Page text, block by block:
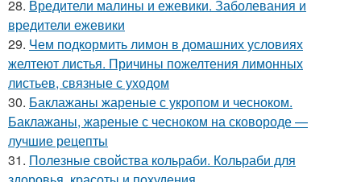
28. Вредители малины и ежевики. Заболевания и
вредители ежевики
29. Чем подкормить лимон в домашних условиях
желтеют листья. Причины пожелтения лимонных
листьев, связные с уходом
30. Баклажаны жареные с укропом и чесноком.
Баклажаны, жареные с чесноком на сковороде —
лучшие рецепты
31. Полезные свойства кольраби. Кольраби для